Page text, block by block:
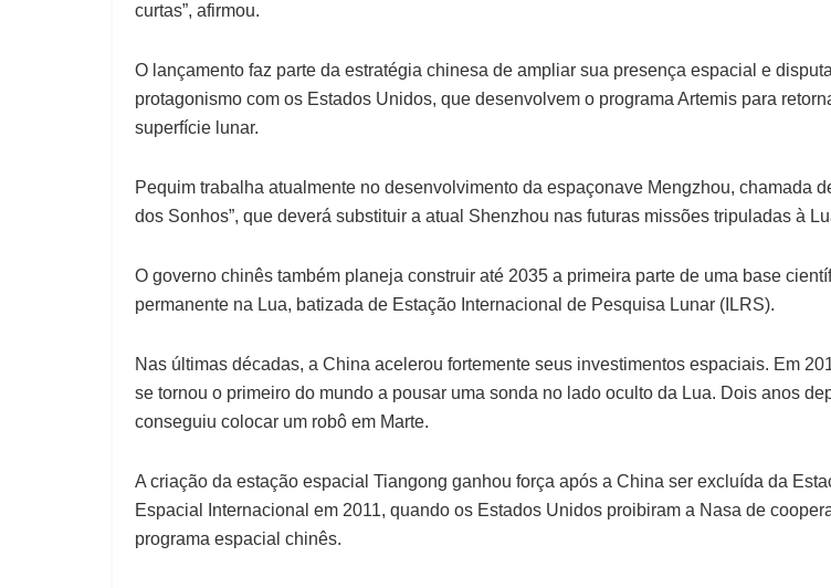
curtas”, afirmou.
O lançamento faz parte da estratégia chinesa de ampliar sua presença espacial e
protagonismo com os Estados Unidos, que desenvolvem o programa Artemis para
superfície lunar.
Pequim trabalha atualmente no desenvolvimento da espaçonave Mengzhou, chamada
dos Sonhos”, que deverá substituir a atual Shenzhou nas futuras missões tripuladas à
O governo chinês também planeja construir até 2035 a primeira parte de uma base
permanente na Lua, batizada de Estação Internacional de Pesquisa Lunar (ILRS).
Nas últimas décadas, a China acelerou fortemente seus investimentos espaciais. Em
se tornou o primeiro do mundo a pousar uma sonda no lado oculto da Lua. Dois anos
conseguiu colocar um robô em Marte.
A criação da estação espacial Tiangong ganhou força após a China ser excluída da
Espacial Internacional em 2011, quando os Estados Unidos proibiram a Nasa de
programa espacial chinês.